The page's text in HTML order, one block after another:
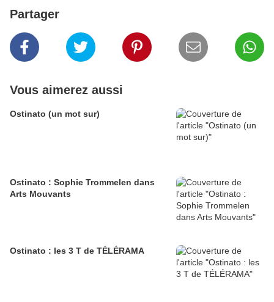
Partager
Vous aimerez aussi
Ostinato (un mot sur)
Ostinato : Sophie Trommelen dans
Arts Mouvants
Ostinato : les 3 T de TÉLÉRAMA